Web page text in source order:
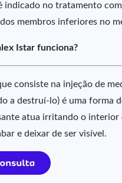
indicado no tratamento
membros inferiores no
Istar funciona?
consiste na injeção de
a destruí-lo) é uma forma
atua irritando o
e deixar de ser visível.